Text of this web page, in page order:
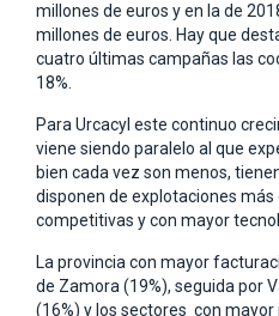
millones de euros y en la de
millones de euros. Hay que
cuatro últimas campañas las
18%.
Para Urcacyl este continuo
viene siendo paralelo al que
bien cada vez son menos,
disponen de explotaciones
competitivas y con mayor
La provincia con mayor
de Zamora (19%), seguida por
(16%) y los sectores con mayor